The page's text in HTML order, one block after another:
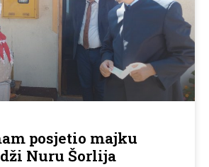
posjetio majku
Nuru Šorlija